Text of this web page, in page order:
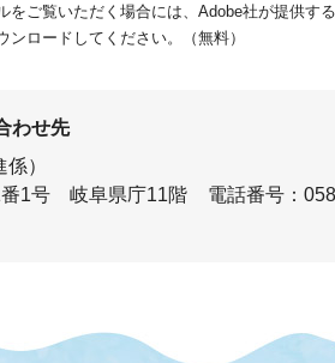
をご覧いただく場合には、Adobe社が提供す
ンロードしてください。（無料）
わせ先
）
番1号 岐阜県庁11階
電話番号：